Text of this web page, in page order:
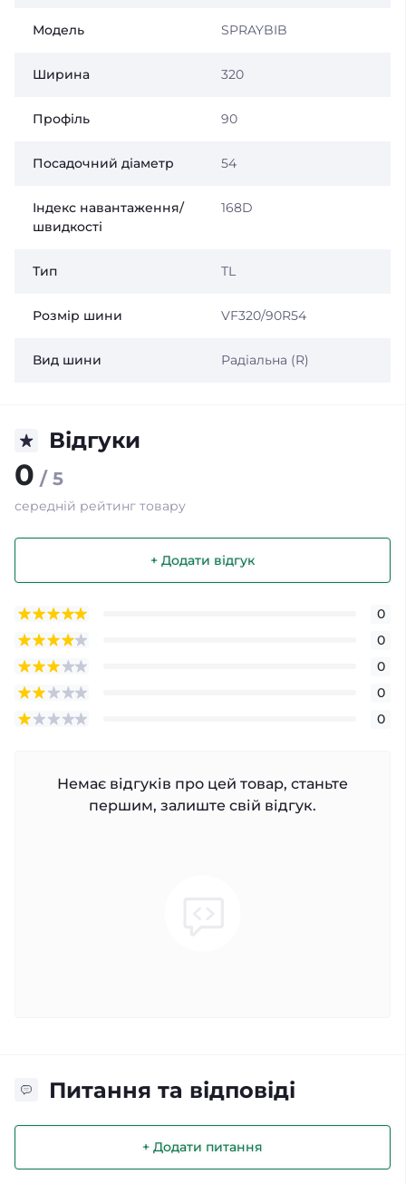
Модель SPRAYBIB
Ширина 320
Профіль 90
Посадочний діаметр 54
Індекс навантаження/
швидкості
168D
Тип TL
Розмір шини VF320/90R54
Вид шини Радіальна (R)
Відгуки
0 / 5
середній рейтинг товару
+ Додати відгук
0
0
0
0
0
Немає відгуків про цей товар, станьте
першим, залиште свій відгук.
Питання та відповіді
+ Додати питання